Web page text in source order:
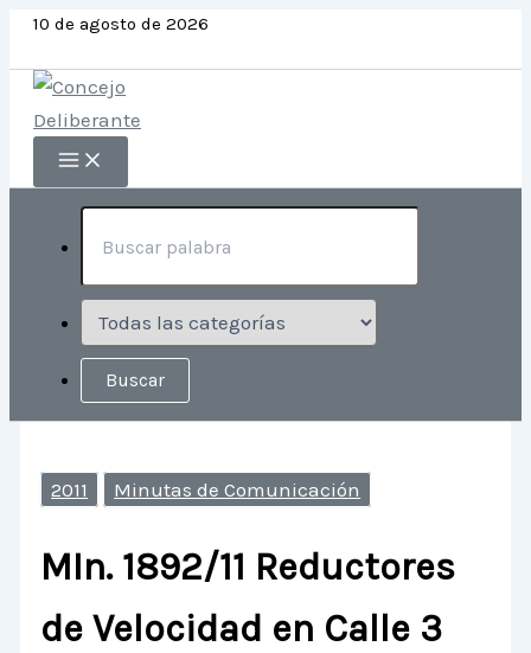
contenido
10 de agosto de 2026
2011 Minutas de Comunicación
MIn. 1892/11 Reductores
de Velocidad en Calle 3